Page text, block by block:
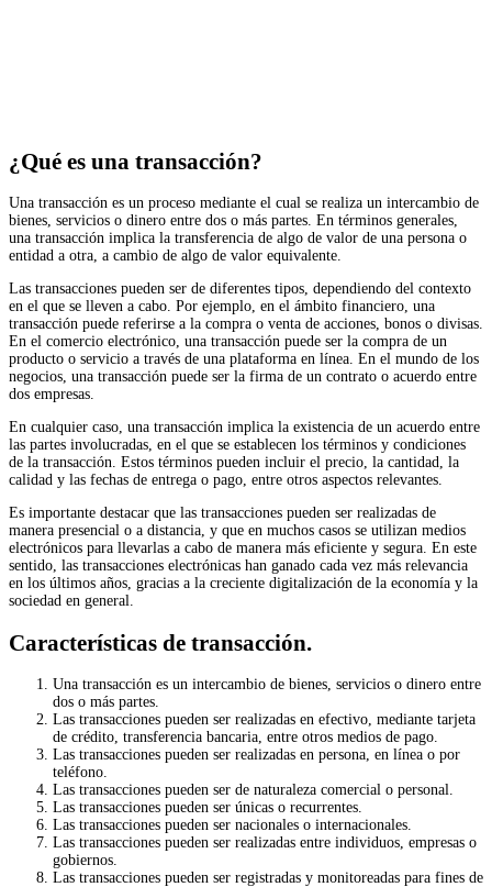
¿Qué es una transacción?
Una transacción es un proceso mediante el cual se realiza un intercambio de
bienes, servicios o dinero entre dos o más partes. En términos generales,
una transacción implica la transferencia de algo de valor de una persona o
entidad a otra, a cambio de algo de valor equivalente.
Las transacciones pueden ser de diferentes tipos, dependiendo del contexto
en el que se lleven a cabo. Por ejemplo, en el ámbito financiero, una
transacción puede referirse a la compra o venta de acciones, bonos o divisas.
En el comercio electrónico, una transacción puede ser la compra de un
producto o servicio a través de una plataforma en línea. En el mundo de los
negocios, una transacción puede ser la firma de un contrato o acuerdo entre
dos empresas.
En cualquier caso, una transacción implica la existencia de un acuerdo entre
las partes involucradas, en el que se establecen los términos y condiciones
de la transacción. Estos términos pueden incluir el precio, la cantidad, la
calidad y las fechas de entrega o pago, entre otros aspectos relevantes.
Es importante destacar que las transacciones pueden ser realizadas de
manera presencial o a distancia, y que en muchos casos se utilizan medios
electrónicos para llevarlas a cabo de manera más eficiente y segura. En este
sentido, las transacciones electrónicas han ganado cada vez más relevancia
en los últimos años, gracias a la creciente digitalización de la economía y la
sociedad en general.
Características de transacción.
Una transacción es un intercambio de bienes, servicios o dinero entre
dos o más partes.
Las transacciones pueden ser realizadas en efectivo, mediante tarjeta
de crédito, transferencia bancaria, entre otros medios de pago.
Las transacciones pueden ser realizadas en persona, en línea o por
teléfono.
Las transacciones pueden ser de naturaleza comercial o personal.
Las transacciones pueden ser únicas o recurrentes.
Las transacciones pueden ser nacionales o internacionales.
Las transacciones pueden ser realizadas entre individuos, empresas o
gobiernos.
Las transacciones pueden ser registradas y monitoreadas para fines de